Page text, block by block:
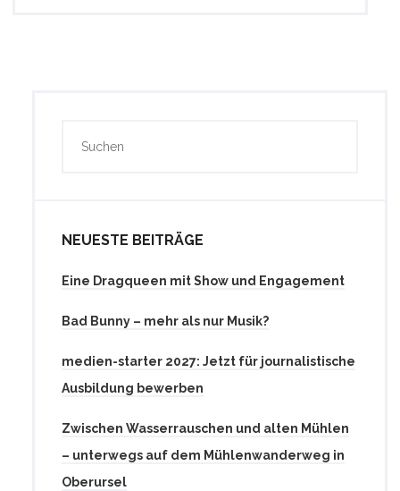
NEUESTE BEITRÄGE
Eine Dragqueen mit Show und Engagement
Bad Bunny – mehr als nur Musik?
medien-starter 2027: Jetzt für journalistische
Ausbildung bewerben
Zwischen Wasserrauschen und alten Mühlen
– unterwegs auf dem Mühlenwanderweg in
Oberursel